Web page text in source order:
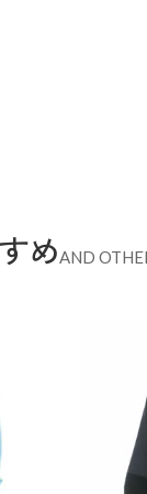
めAND